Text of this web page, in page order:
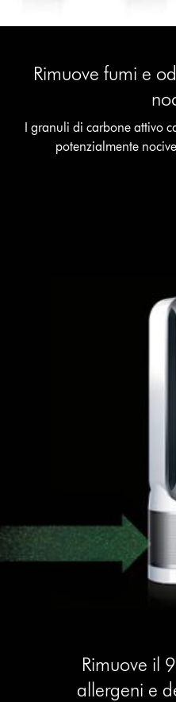
Rimuove fumi e
I granuli di carbone attivo
potenzialmente
Rimuove il
allergeni e